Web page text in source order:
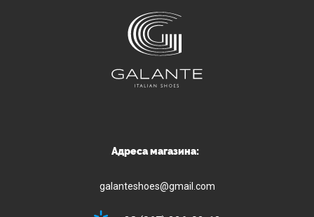
Адреса магазина:
galanteshoes@gmail.com